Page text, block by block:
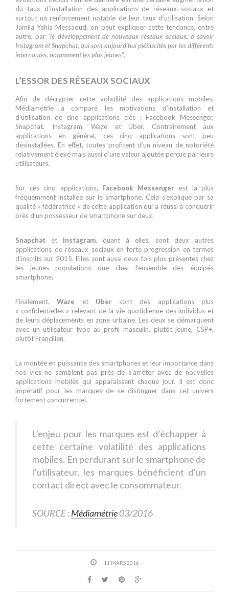
du taux d’installation des applications de réseaux sociaux et
surtout un renforcement notable de leur taux d’utilisation. Selon
Jamila Yahia Messaoud, on peut expliquer cette tendance, entre
autre, par “le développement de nouveaux réseaux sociaux, à savoir
Instagram et Snapchat, qui sont aujourd’hui plébiscités par les différents
internautes, notamment les plus jeunes”.
L’ESSOR DES RÉSEAUX SOCIAUX
Afin de décrypter cette volatilité des applications mobiles,
Médiamétrie a comparé les motivations d’installation et
d’utilisation de cinq applications clés : Facebook Messenger,
Snapchat, Instagram, Waze et Uber. Contrairement aux
applications en général, ces cinq applications sont peu
désinstallées. En effet, toutes profitent d’un niveau de notoriété
relativement élevé mais aussi d’une valeur ajoutée perçue par leurs
utilisateurs.
Sur ces cinq applications, Facebook Messenger est la plus
fréquemment installée sur le smartphone. Cela s’explique par sa
qualité « fédératrice » de cette application qui a réussi à conquérir
près d’un possesseur de smartphone sur deux.
Snapchat et Instagram, quant à elles, sont deux autres
applications de réseaux sociaux en forte progression en termes
d’inscrits sur 2015. Elles sont aussi deux fois plus présentes chez
les jeunes populations que chez l’ensemble des équipés
smartphone.
Finalement,Waze et Uber sont des applications plus
« confidentielles » relevant de la vie quotidienne des individus et
de leurs déplacements en zone urbaine. Les deux se démarquent
avec un utilisateur type au profil masculin, plutôt jeune, CSP+,
plutôt Francilien.
La montée en puissance des smartphones et leur importance dans
nos vies ne semblent pas près de s’arrêter avec de nouvelles
applications mobiles qui apparaissent chaque jour. Il est donc
impératif pour les marques de se distinguer dans cet univers
fortement concurrentiel.
L’enjeu pour les marques est d’échapper à
cette certaine volatilité des applications
mobiles. En perdurant sur le smartphone de
l’utilisateur, les marques bénéficient d’un
contact direct avec le consommateur.
SOURCE :Médiamétrie03/2016
11 MARS 2016